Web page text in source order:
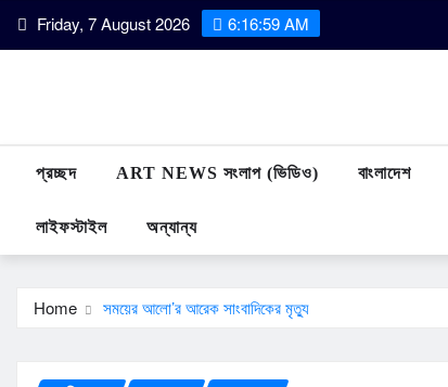
Skip Friday, 7 August 2026 6:17:00 AM
প্রচ্ছদ ART NEWS সংলাপ (ভিডিও) বাংলাদেশ
লাইফস্টাইল অন্যান্য
Home সময়ের আলো’র আরেক সাংবাদিকের মৃত্যু